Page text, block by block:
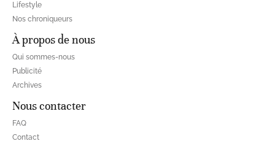
Lifestyle
Nos chroniqueurs
À propos de nous
Qui sommes-nous
Publicité
Archives
Nous contacter
FAQ
Contact